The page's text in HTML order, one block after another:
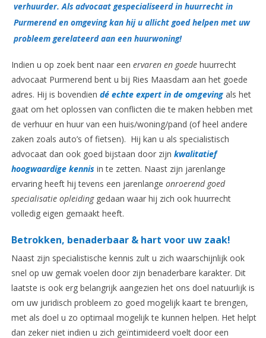
verhuurder. Als advocaat gespecialiseerd in huurrecht in
Purmerend en omgeving kan hij u allicht goed helpen met uw
probleem gerelateerd aan een huurwoning!
Indien u op zoek bent naar een ervaren en goedehuurrecht
advocaat Purmerend bent u bij Ries Maasdam aan het goede
adres. Hij is bovendien dé echte expert in de omgevingals het
gaat om het oplossen van conflicten die te maken hebben met
de verhuur en huur van een huis/woning/pand (of heel andere
zaken zoals auto’s of fietsen). Hij kan u als specialistisch
advocaat dan ook goed bijstaan door zijn kwalitatief
hoogwaardige kennisin te zetten. Naast zijn jarenlange
ervaring heeft hij tevens een jarenlange onroerend goed
specialisatie opleidinggedaan waar hij zich ook huurrecht
volledig eigen gemaakt heeft.
Betrokken, benaderbaar & hart voor uw zaak!
Naast zijn specialistische kennis zult u zich waarschijnlijk ook
snel op uw gemak voelen door zijn benaderbare karakter. Dit
laatste is ook erg belangrijk aangezien het ons doel natuurlijk is
om uw juridisch probleem zo goed mogelijk kaart te brengen,
met als doel u zo optimaal mogelijk te kunnen helpen. Het helpt
dan zeker niet indien u zich geïntimideerd voelt door een